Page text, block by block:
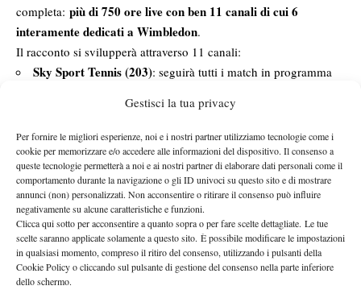
Gestisci la tua privacy
Per fornire le migliori esperienze, noi e i nostri partner utilizziamo tecnologie come i
cookie per memorizzare e/o accedere alle informazioni del dispositivo. Il consenso a
queste tecnologie permetterà a noi e ai nostri partner di elaborare dati personali come il
comportamento durante la navigazione o gli ID univoci su questo sito e di mostrare
annunci (non) personalizzati. Non acconsentire o ritirare il consenso può influire
negativamente su alcune caratteristiche e funzioni.
Clicca qui sotto per acconsentire a quanto sopra o per fare scelte dettagliate. Le tue
scelte saranno applicate solamente a questo sito. È possibile modificare le impostazioni
in qualsiasi momento, compreso il ritiro del consenso, utilizzando i pulsanti della
Cookie Policy o cliccando sul pulsante di gestione del consenso nella parte inferiore
dello schermo.
completa: più di 750 ore live con ben 11 canali di cui 6
interamente dedicati a Wimbledon.
Il racconto si svilupperà attraverso 11 canali:
Sky Sport Tennis (203): seguirà tutti i match in programma
torneo
Sky Sport Arena (204): sarà il punto di riferimento per
“Diretta Wimbledon”
Sky Sport 4K: trasmetterà i match che si disputeranno sul
campo Centrale
Sky Sport Wimbledon 1 (251)